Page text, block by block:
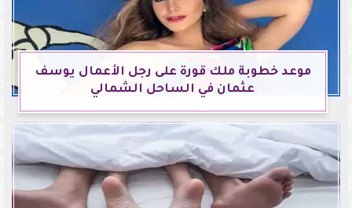
موعد خطوبة ملك قورة على رجل الأعمال يوسف
عثمان في الساحل الشمالي